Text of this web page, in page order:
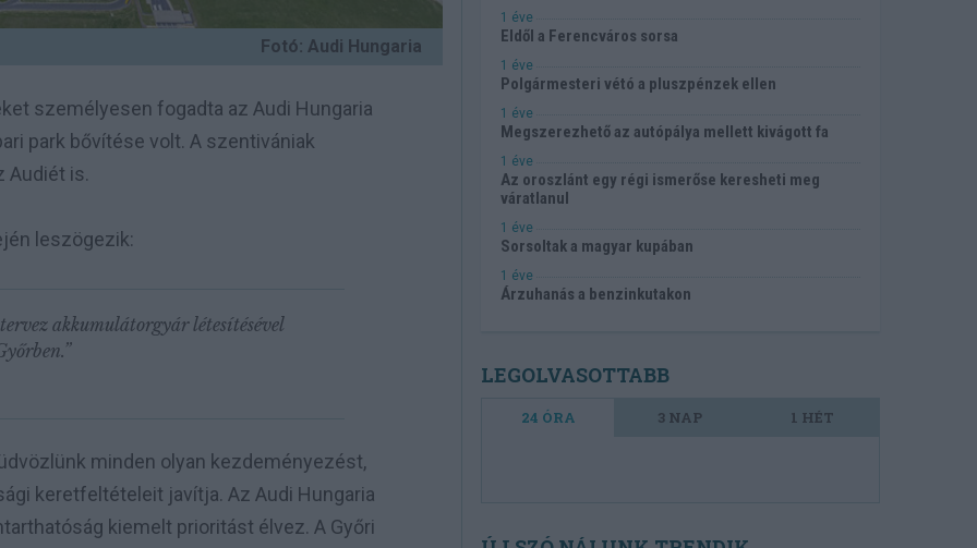
Fotó: Audi Hungaria
személyesen fogadta az Audi Hungaria
park bővítése volt. A szentivániak
Audiét is.
leszögezik:
akkumulátorgyár létesítésével
minden olyan kezdeményezést,
keretfeltételeit javítja. Az Audi Hungaria
kiemelt prioritást élvez. A Győri
1 éve
Eldől a Ferencváros sorsa
1 éve
Polgármesteri vétó a pluszpénzek ellen
1 éve
Megszerezhető az autópálya mellett kivágott fa
1 éve
Az oroszlánt egy régi ismerőse keresheti meg
váratlanul
1 éve
Sorsoltak a magyar kupában
1 éve
Árzuhanás a benzinkutakon
LEGOLVASOTTABB
24 ÓRA 3 NAP 1 HÉT